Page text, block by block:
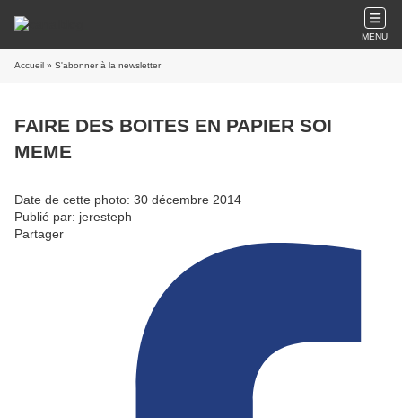
MENU
Accueil » S'abonner à la newsletter
FAIRE DES BOITES EN PAPIER SOI
MEME
Date de cette photo: 30 décembre 2014
Publié par: jeresteph
Partager